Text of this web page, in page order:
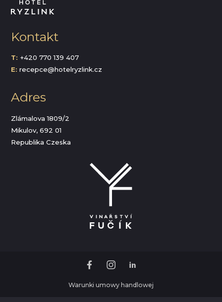
Kontakt
T: +420 770 139 407
E: recepce@hotelryzlink.cz
Adres
Zlámalova 1809/2
Mikulov, 692 01
Republika Czeska
Warunki umowy handlowej